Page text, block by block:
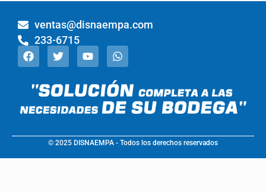
ventas@disnaempa.com
233-6715
© 2025 DISNAEMPA - Todos los derechos reservados